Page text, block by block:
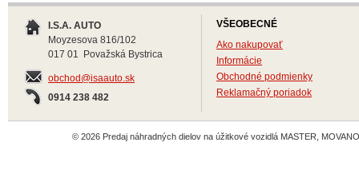
I.S.A. AUTO
Moyzesova 816/102
017 01 Považská Bystrica
obchod@isaauto.sk
0914 238 482
VŠEOBECNÉ
Ako nakupovať
Informácie
Obchodné podmienky
Reklamačný poriadok
© 2026 Predaj náhradných dielov na úžitkové vozidlá MASTER,